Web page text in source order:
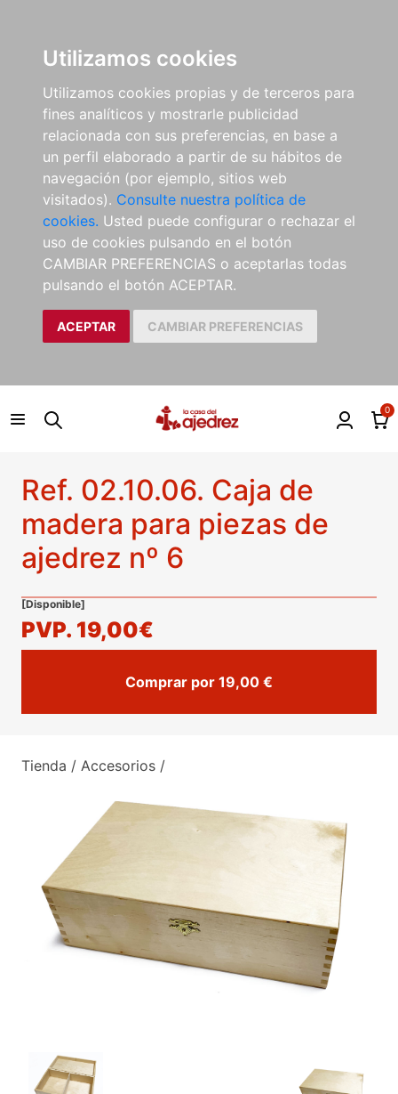
Utilizamos cookies
Utilizamos cookies propias y de terceros para
fines analíticos y mostrarle publicidad
relacionada con sus preferencias, en base a
un perfil elaborado a partir de su hábitos de
navegación (por ejemplo, sitios web
visitados). Consulte nuestra política de
cookies. Usted puede configurar o rechazar el
uso de cookies pulsando en el botón
CAMBIAR PREFERENCIAS o aceptarlas todas
pulsando el botón ACEPTAR.
ACEPTAR CAMBIAR PREFERENCIAS
0
Tienda / Accesorios /
Ref. 02.10.06. Caja de
madera para piezas de
ajedrez nº 6
[Disponible]
PVP. 19,00€
Comprar por 19,00 €